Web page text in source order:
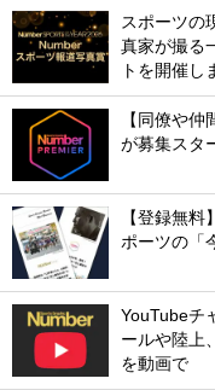
スポーツの
真家が撮る
トを開催し
【同僚や
が募集スタ
【登録無
ポーツの「
YouTubeチ
ールや陸上
を動画で